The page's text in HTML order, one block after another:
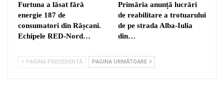
Furtuna a lăsat fără
energie 187 de
consumatori din Râșcani.
Echipele RED-Nord…
Primăria anunță lucrări
de reabilitare a trotuarului
de pe strada Alba-Iulia
din…
PAGINA PRECEDENTĂ PAGINA URMĂTOARE